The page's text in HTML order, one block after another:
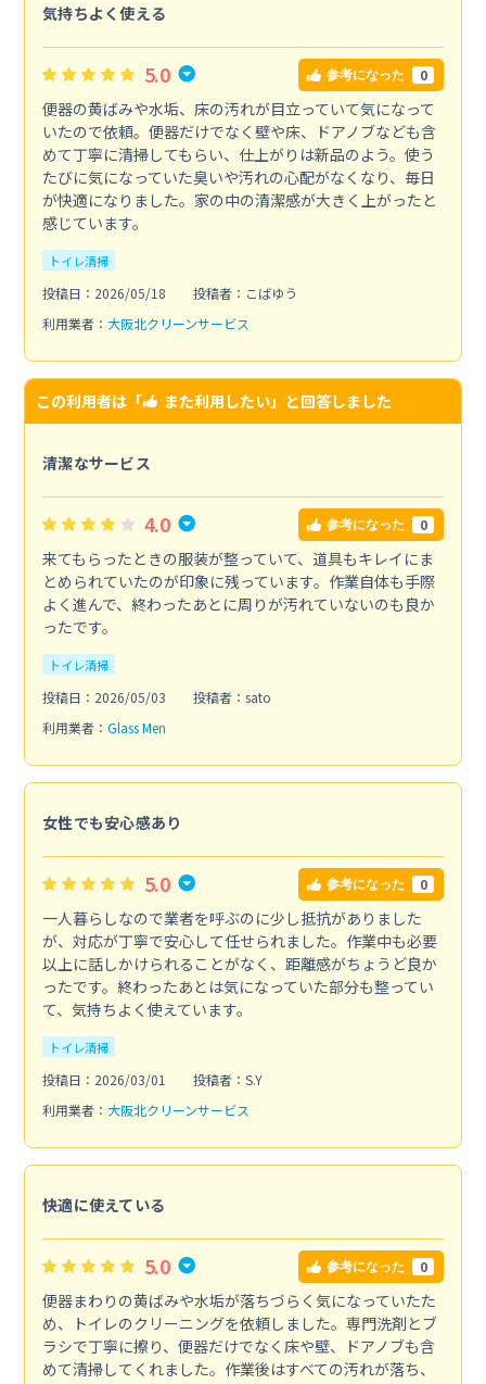
気持ちよく使える
5.0 参考になった 0
便器の黄ばみや水垢、床の汚れが目立っていて気になって
いたので依頼。便器だけでなく壁や床、ドアノブなども含
めて丁寧に清掃してもらい、仕上がりは新品のよう。使う
たびに気になっていた臭いや汚れの心配がなくなり、毎日
が快適になりました。家の中の清潔感が大きく上がったと
感じています。
トイレ清掃
投稿日：2026/05/18
投稿者：こばゆう
利用業者： 大阪北クリーンサービス
この利用者は「 また利用したい」と回答しました
清潔なサービス
4.0 参考になった 0
来てもらったときの服装が整っていて、道具もキレイにま
とめられていたのが印象に残っています。作業自体も手際
よく進んで、終わったあとに周りが汚れていないのも良か
ったです。
トイレ清掃
投稿日：2026/05/03
投稿者：sato
利用業者： Glass Men
女性でも安心感あり
5.0 参考になった 0
一人暮らしなので業者を呼ぶのに少し抵抗がありました
が、対応が丁寧で安心して任せられました。作業中も必要
以上に話しかけられることがなく、距離感がちょうど良か
ったです。終わったあとは気になっていた部分も整ってい
て、気持ちよく使えています。
トイレ清掃
投稿日：2026/03/01
投稿者：S.Y
利用業者： 大阪北クリーンサービス
快適に使えている
5.0 参考になった 0
便器まわりの黄ばみや水垢が落ちづらく気になっていたた
め、トイレのクリーニングを依頼しました。専門洗剤とブ
ラシで丁寧に擦り、便器だけでなく床や壁、ドアノブも含
めて清掃してくれました。作業後はすべての汚れが落ち、